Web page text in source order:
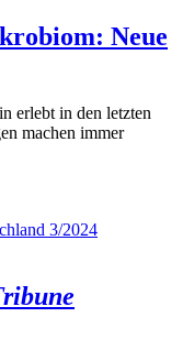
Neue
erlebt in den letzten
machen immer